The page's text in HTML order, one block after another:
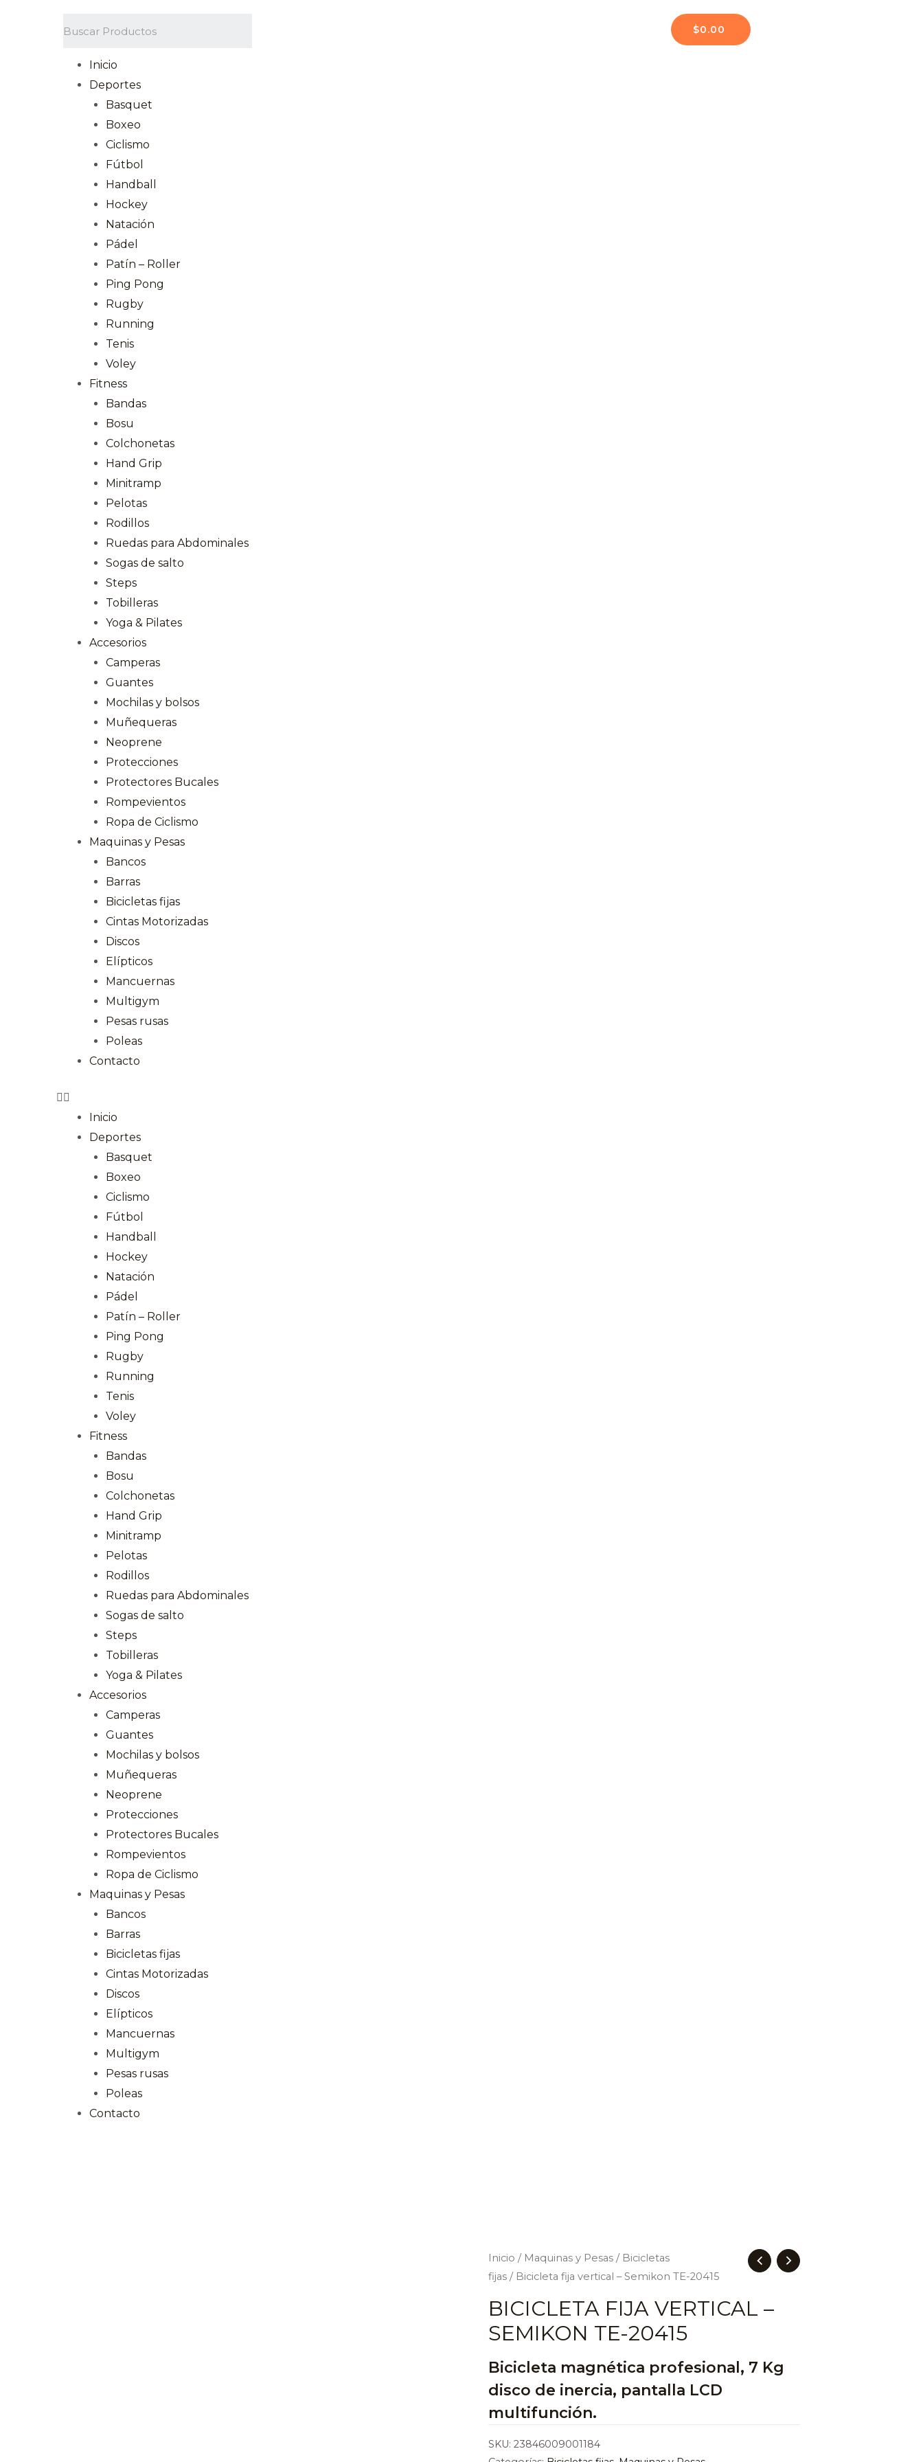
$0.00
Inicio
Deportes
Basquet
Boxeo
Ciclismo
Fútbol
Handball
Hockey
Natación
Pádel
Patín – Roller
Ping Pong
Rugby
Running
Tenis
Voley
Fitness
Bandas
Bosu
Colchonetas
Hand Grip
Minitramp
Pelotas
Rodillos
Ruedas para Abdominales
Sogas de salto
Steps
Tobilleras
Yoga & Pilates
Accesorios
Camperas
Guantes
Mochilas y bolsos
Muñequeras
Neoprene
Protecciones
Protectores Bucales
Rompevientos
Ropa de Ciclismo
Maquinas y Pesas
Bancos
Barras
Bicicletas fijas
Cintas Motorizadas
Discos
Elípticos
Mancuernas
Multigym
Pesas rusas
Poleas
Contacto
Inicio
Deportes
Basquet
Boxeo
Ciclismo
Fútbol
Handball
Hockey
Natación
Pádel
Patín – Roller
Ping Pong
Rugby
Running
Tenis
Voley
Fitness
Bandas
Bosu
Colchonetas
Hand Grip
Minitramp
Pelotas
Rodillos
Ruedas para Abdominales
Sogas de salto
Steps
Tobilleras
Yoga & Pilates
Accesorios
Camperas
Guantes
Mochilas y bolsos
Muñequeras
Neoprene
Protecciones
Protectores Bucales
Rompevientos
Ropa de Ciclismo
Maquinas y Pesas
Bancos
Barras
Bicicletas fijas
Cintas Motorizadas
Discos
Elípticos
Mancuernas
Multigym
Pesas rusas
Poleas
Contacto
Inicio / Maquinas y Pesas / Bicicletas
fijas / Bicicleta fija vertical – Semikon TE-20415
BICICLETA FIJA VERTICAL –
SEMIKON TE-20415
Bicicleta magnética profesional, 7 Kg
disco de inercia, pantalla LCD
multifunción.
SKU:23846009001184